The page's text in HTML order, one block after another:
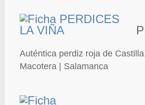
Auténtica perdiz roja de
Macotera | Salamanca